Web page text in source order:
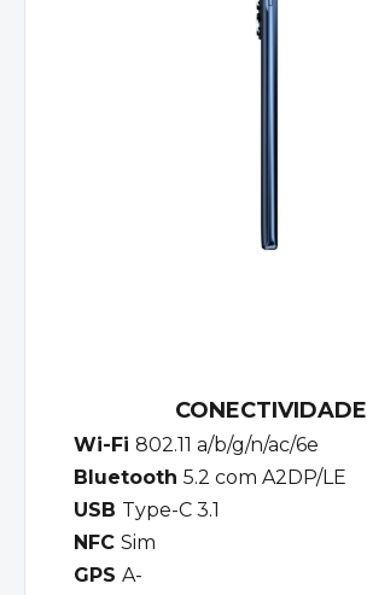
CONECTIVIDADE
Wi-Fi 802.11 a/b/g/n/ac/6e
Bluetooth 5.2 com A2DP/LE
USB Type-C 3.1
NFC Sim
GPS A-